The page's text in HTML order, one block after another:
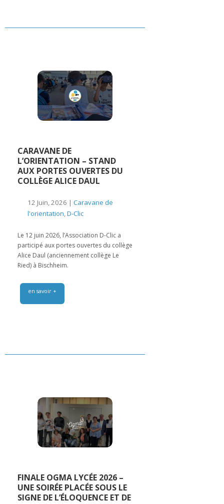
CARAVANE DE
L’ORIENTATION – STAND
AUX PORTES OUVERTES DU
COLLÈGE ALICE DAUL
12 Juin, 2026 | Caravane de
l'orientation,D-Clic
Le 12 juin 2026, l’Association D-Clic a
participé aux portes ouvertes du collège
Alice Daul (anciennement collège Le
Ried) à Bischheim.
en savoir +
️FINALE OGMA LYCÉE 2026 –
UNE SOIRÉE PLACÉE SOUS LE
SIGNE DE L’ÉLOQUENCE ET DE